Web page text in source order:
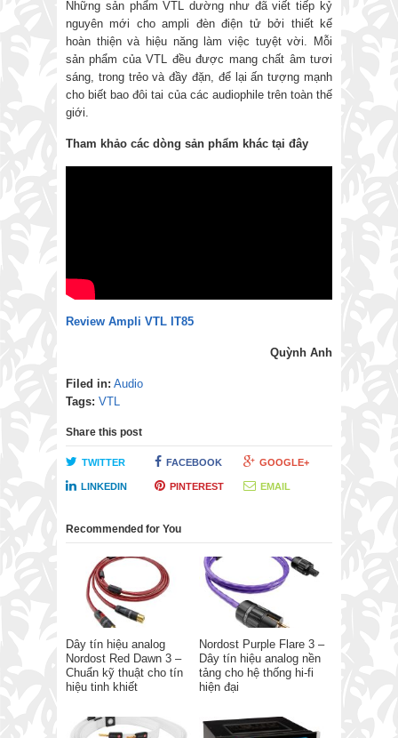
Những sản phẩm VTL dường như đã viết tiếp kỷ
nguyên mới cho ampli đèn điện tử bởi thiết kế
hoàn thiện và hiệu năng làm việc tuyệt vời. Mỗi
sản phẩm của VTL đều được mang chất âm tươi
sáng, trong trẻo và đầy đặn, để lại ấn tượng mạnh
cho biết bao đôi tai của các audiophile trên toàn thế
giới.
Tham khảo các dòng sản phẩm khác tại đây
Review Ampli VTL IT85
Quỳnh Anh
Filed in: Audio
Tags: VTL
Share this post
TWITTER FACEBOOK GOOGLE+
LINKEDIN PINTEREST EMAIL
Recommended for You
Dây tín hiệu analog
Nordost Red Dawn 3 –
Chuẩn kỹ thuật cho tín
hiệu tinh khiết
Nordost Purple Flare 3 –
Dây tín hiệu analog nền
tảng cho hệ thống hi-fi
hiện đại